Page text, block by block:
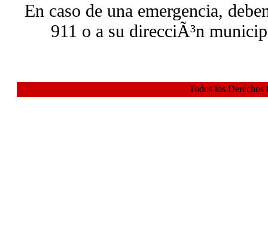
En caso de una emergencia,
911 o a su direcciÃ³n
Todos los Derechos